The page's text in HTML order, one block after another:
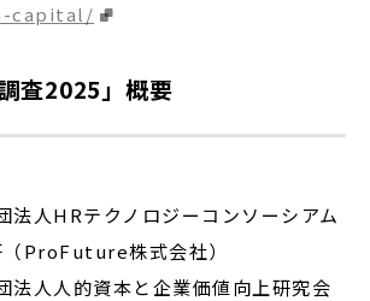
capital/
査2025」概要
法人HRテクノロジーコンソーシアム
株式会社）
的資本と企業価値向上研究会